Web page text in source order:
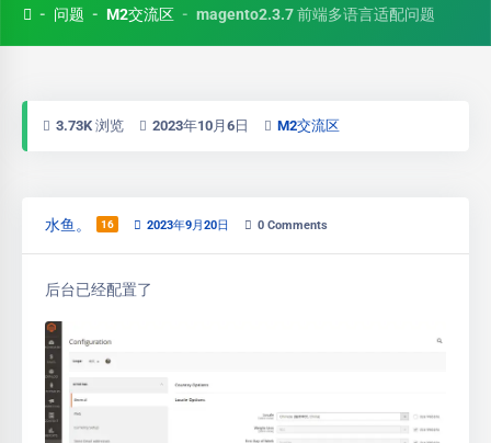
问题 M2交流区 magento2.3.7 前端多语言适配问题
3.73K 浏览 2023年10月6日 M2交流区
水鱼。 16 2023年9月20日 0 Comments
后台已经配置了